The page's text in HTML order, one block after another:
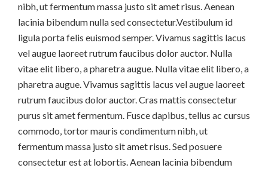
nibh, ut fermentum massa justo sit amet risus. Aenean
lacinia bibendum nulla sed consectetur.Vestibulum id
ligula porta felis euismod semper. Vivamus sagittis lacus
vel augue laoreet rutrum faucibus dolor auctor. Nulla
vitae elit libero, a pharetra augue. Nulla vitae elit libero, a
pharetra augue. Vivamus sagittis lacus vel augue laoreet
rutrum faucibus dolor auctor. Cras mattis consectetur
purus sit amet fermentum. Fusce dapibus, tellus ac cursus
commodo, tortor mauris condimentum nibh, ut
fermentum massa justo sit amet risus. Sed posuere
consectetur est at lobortis. Aenean lacinia bibendum